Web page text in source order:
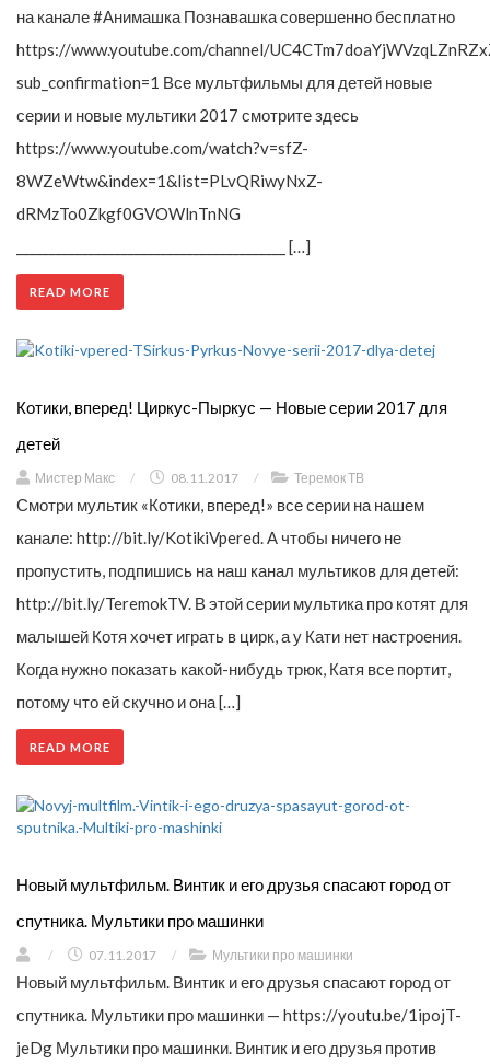
на канале #Анимашка Познавашка совершенно бесплатно
https://www.youtube.com/channel/
sub_confirmation=1 Все мультфильмы для детей новые
серии и новые мультики 2017 смотрите здесь
https://www.youtube.com/watch?v=sfZ-
8WZeWtw&index=1&list=PLvQRiwyNxZ-
dRMzTo0Zkgf0GVOWlnTnNG
_________________________________________ […]
READ MORE
Котики, вперед! Циркус-Пыркус — Новые серии 2017 для
детей
Мистер Макс / 08.11.2017 / Теремок ТВ
Смотри мультик «Котики, вперед!» все серии на нашем
канале: http://bit.ly/KotikiVpered. А чтобы ничего не
пропустить, подпишись на наш канал мультиков для детей:
http://bit.ly/TeremokTV. В этой серии мультика про котят для
малышей Котя хочет играть в цирк, а у Кати нет настроения.
Когда нужно показать какой-нибудь трюк, Катя все портит,
потому что ей скучно и она […]
READ MORE
Новый мультфильм. Винтик и его друзья спасают город от
спутника. Мультики про машинки
/ 07.11.2017 / Мультики про машинки
Новый мультфильм. Винтик и его друзья спасают город от
спутника. Мультики про машинки — https://youtu.be/1ipojT-
jeDg Мультики про машинки. Винтик и его друзья против